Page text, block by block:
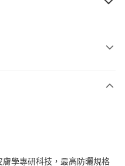
學專研科技，最高防曬規格